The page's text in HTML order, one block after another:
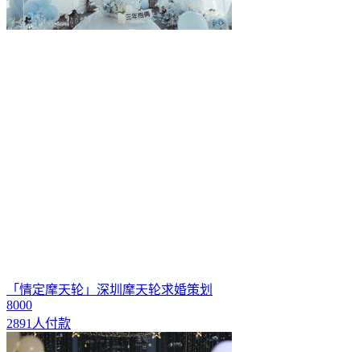
「情定摩天轮」深圳摩天轮求婚策划
8000
2891人付款